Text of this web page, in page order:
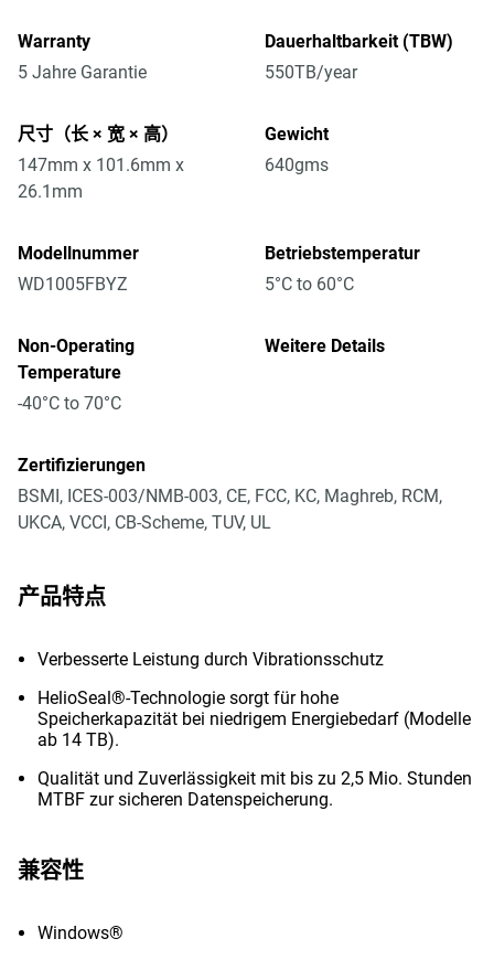
Warranty
5 Jahre Garantie
Dauerhaltbarkeit (TBW)
550TB/year
尺寸（长 × 宽 × 高）
147mm x 101.6mm x
26.1mm
Gewicht
640gms
Modellnummer
WD1005FBYZ
Betriebstemperatur
5°C to 60°C
Non-Operating
Temperature
-40°C to 70°C
Weitere Details
Zertifizierungen
BSMI, ICES-003/NMB-003, CE, FCC, KC, Maghreb, RCM,
UKCA, VCCI, CB-Scheme, TUV, UL
产品特点
Verbesserte Leistung durch Vibrationsschutz
HelioSeal®-Technologie sorgt für hohe
Speicherkapazität bei niedrigem Energiebedarf (Modelle
ab 14 TB).
Qualität und Zuverlässigkeit mit bis zu 2,5 Mio. Stunden
MTBF zur sicheren Datenspeicherung.
兼容性
Windows®